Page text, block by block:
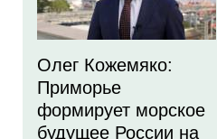
Олег Кожемяко:
Приморье
формирует морское
будущее России на